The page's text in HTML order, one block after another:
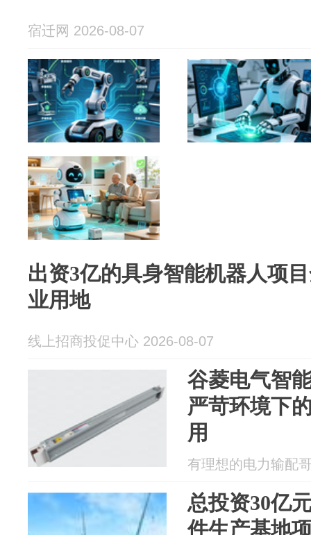
宿迁网 2026-08-07
出资3亿的具身智能机器人项
业用地
线上招商投促中心 2026-08-07
谷菱电气智
严苛环境下
用
有理想的电力输配
总投资30亿
件生产基地